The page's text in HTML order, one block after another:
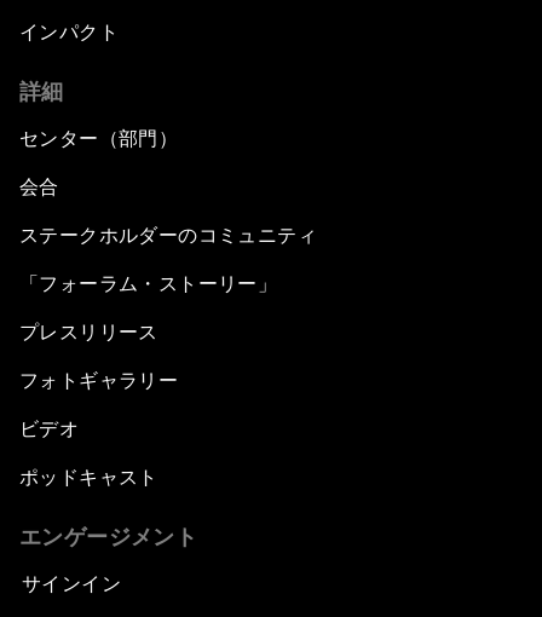
インパクト
詳細
センター（部門）
会合
ステークホルダーのコミュニティ
「フォーラム・ストーリー」
プレスリリース
フォトギャラリー
ビデオ
ポッドキャスト
エンゲージメント
サインイン